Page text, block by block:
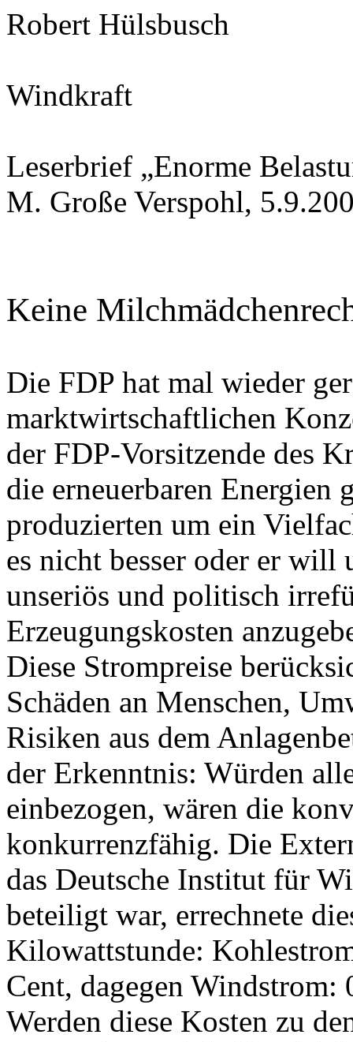
Robert Hülsbusch
Windkraft
Leserbrief „Enorme
M. Große Verspohl,
Keine
Die FDP hat mal wieder
marktwirtschaftlichen
der FDP-Vorsitzende des
die erneuerbaren Energien
produzierten um ein
es nicht besser oder er
unseriös und politisch
Erzeugungskosten
Diese Strompreise
Schäden an Menschen,
Risiken aus dem
der Erkenntnis: Würden
einbezogen, wären die
konkurrenzfähig. Die
das Deutsche Institut für
beteiligt war, errechnete
Kilowattstunde:
Cent, dagegen
Werden diese Kosten zu